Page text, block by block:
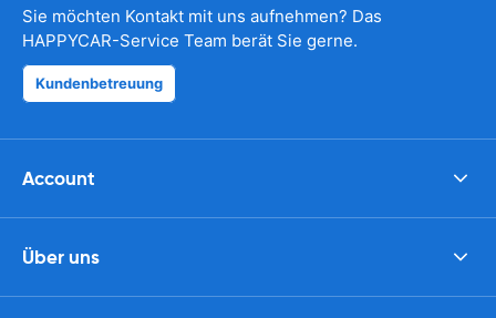
Sie möchten Kontakt mit uns aufnehmen? Das
HAPPYCAR-Service Team berät Sie gerne.
Kundenbetreuung
Account
Über uns